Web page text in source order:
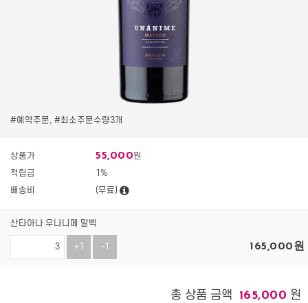
#예약주문, #최소주문수량3개
상품가 55,000원
적립금
1%
배송비
(무료)
산타아나 우나니메 말벡
+1 -1 165,000원
총 상품 금액 165,000 원